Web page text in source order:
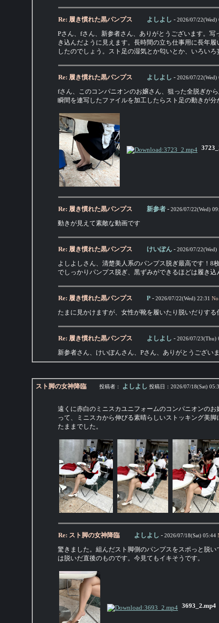
Re: 履き慣れた黒パンプス よしよし - 2026/07/22(Wed)
Pさん、fさん、新参者さん、ありがとうございます。
き込んだように見えます。長時間の立ち仕事用に長年
したのでしょう。スト足の湿気とか匂いとか、いろい
Re: 履き慣れた黒パンプス よしよし - 2026/07/22(Wed)
fさん、このコンパニオンのお嬢さん、狙った全脱ぎか
瞬間を連写したファイルを加工したらスト足の動きが
Re: 履き慣れた黒パンプス 新参者 - 2026/07/22(Wed)
動きが見えて素敵な動画です
Re: 履き慣れた黒パンプス けいぽん - 2026/07/22(Wed)
よしよしさん、清楚美人系のパンプス脱ぎ最高です！8
でしっかりパンプス脱ぎ、黒ずみができるほどは履き
Re: 履き慣れた黒パンプス P - 2026/07/22(Wed) 22:31
たまに見かけますが、女性が靴を履いたり脱いだりす
Re: 履き慣れた黒パンプス よしよし - 2026/07/23(Thu)
新参者さん、けいぽんさん、Pさん、ありがとうござ
スト脚の女神降臨 投稿者： よしよし 投稿日： 2026/07/18(Sat)
遠くに赤白のミニスカユニフォームのコンパニオンの
って、ミニスカから伸びる素晴らしいストッキング美
たままでした。
Re: スト脚の女神降臨 よしよし - 2026/07/18(Sat) 05:44
驚きました。組んだスト脚側のパンプスをスポっと脱
は脱いだ直後のものです。今見てもイキそうです。
3693_2.mp4